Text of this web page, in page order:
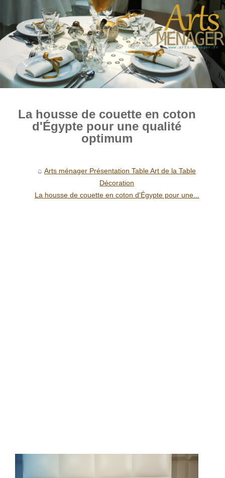
La housse de couette en coton
d'Égypte pour une qualité
optimum
Arts ménager Présentation Table Art de la Table
Décoration
La housse de couette en coton d'Égypte pour une...